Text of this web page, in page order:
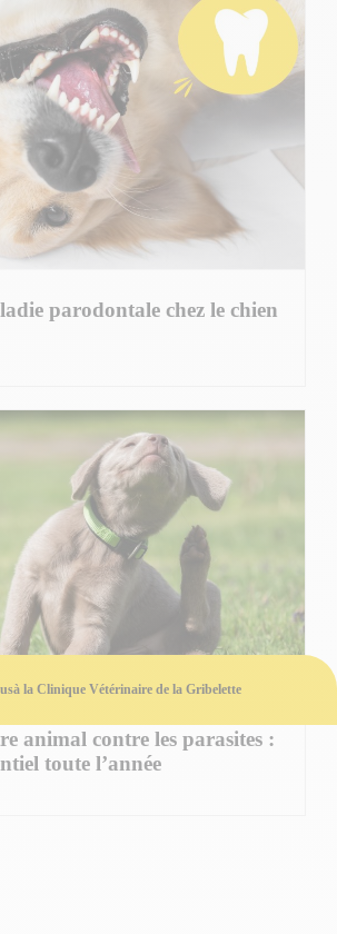
à la Clinique Vétérinaire de la Gribelette
parodontale chez le chien
animal contre les parasites :
toute l’année